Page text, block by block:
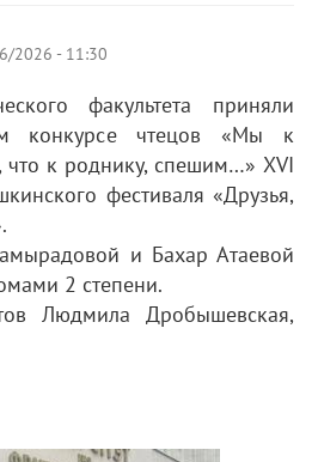
2026 - 11:30
факультета приняли
конкурсе чтецов «Мы к
что к роднику, спешим…» XVI
фестиваля «Друзья,
и Бахар Атаевой
2 степени.
Людмила Дробышевская,